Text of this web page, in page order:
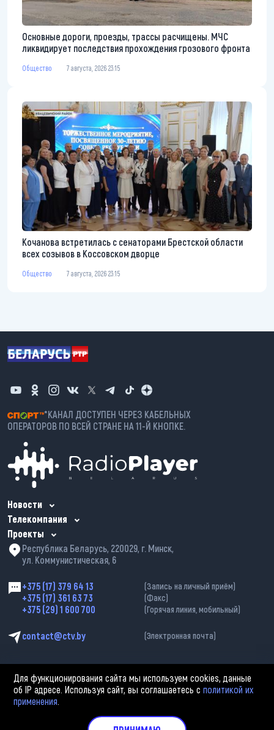
Основные дороги, проезды, трассы расчищены. МЧС
ликвидирует последствия прохождения грозового фронта
Общество 7 августа, 2026 23:15
Кочанова встретилась с сенаторами Брестской области
всех созывов в Коссовском дворце
Общество 7 августа, 2026 23:15
*КАНАЛ ДОСТУПЕН ЧЕРЕЗ КАБЕЛЬНЫХ
ОПЕРАТОРОВ ПО ВСЕЙ СТРАНЕ НА 11-Й КНОПКЕ.
Новости
Телекомпания
Проекты
Республика Беларусь, 220029, г. Минск,
ул. Коммунистическая, 6
+375 (17) 379 64 13 (Запись на личный приём)
+375 (17) 361 63 73 (Факс)
+375 (29) 1 600 700 (Горячая линия, мобильный)
contact@ctv.by (Электронная почта)
2002—2026 © ЗАО «Столичное телевидение». При любом использовании
материалов активная гиперссылка на «belarus-news.by» обязательна.
Политика обработки персональных данных
Для функционирования сайта мы используем cookies, данные
об IP адресе. Используя сайт, вы соглашаетесь сполитикой их
применения.